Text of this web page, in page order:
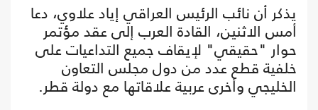
يذكر أن نائب الرئيس العراقي إياد علاوي، دعا
أمس الاثنين، القادة العرب إلى عقد مؤتمر
حوار "حقيقي" لإيقاف جميع التداعيات على
خلفية قطع عدد من دول مجلس التعاون
الخليجي وأخرى عربية علاقاتها مع دولة قطر.